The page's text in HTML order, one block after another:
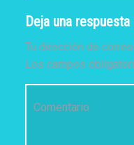
Deja una respuesta
Tu dirección de
Los campos